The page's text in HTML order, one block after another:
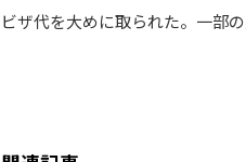
ビザ代を大めに取られた。一部